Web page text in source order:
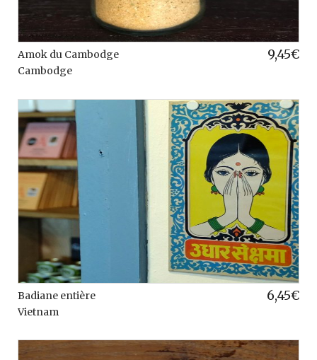
Amok du Cambodge
Cambodge
9,45€
Badiane entière
Vietnam
6,45€